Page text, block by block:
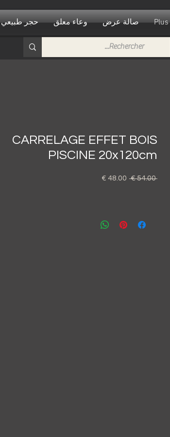
حجر طبيعي وعاء معلق صالة عرض Plus
CARRELAGE EFFET BOIS
PISCINE 20x120cm
‏54.00 €
سعر